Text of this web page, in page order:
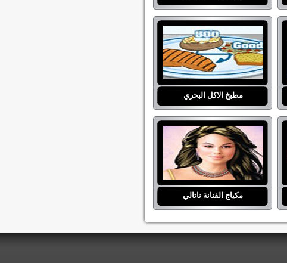
مطبخ الاكل البحري
مكياج الفنانة ناتالي